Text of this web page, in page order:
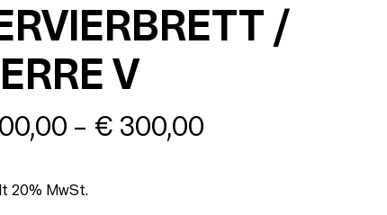
/
V
– € 300,00
20% MwSt.